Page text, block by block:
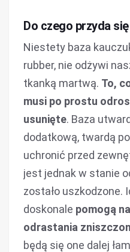
Do czego przyda
Niestety baza
rubber, nie odżywi
tkanką martwą. To,
musi po prostu
usunięte. Baza
dodatkową, twardą
uchronić przed
jest jednak w stanie
zostało uszkodzone.
doskonale pomogą
odrastania
będą się one dalej